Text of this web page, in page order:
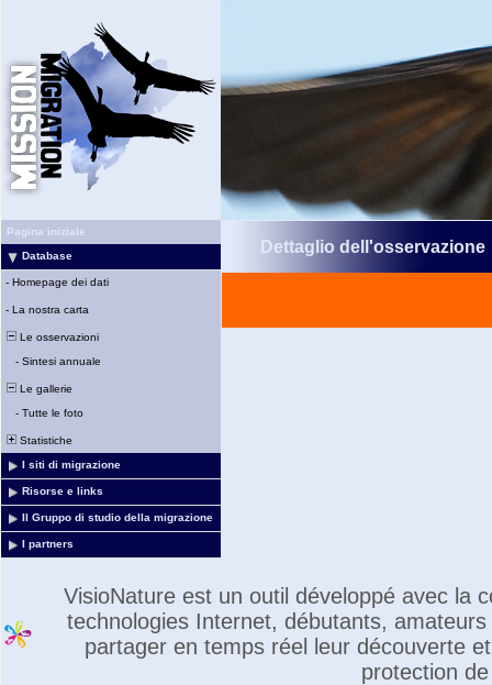
Pagina iniziale
Database
- Homepage dei dati
- La nostra carta
Le osservazioni
- Sintesi annuale
Le gallerie
- Tutte le foto
Statistiche
I siti di migrazione
Risorse e links
Il Gruppo di studio della migrazione
I partners
Dettaglio dell'osservazione
VisioNature est un outil développé avec la
technologies Internet, débutants,
partager en temps réel leur découverte
protection